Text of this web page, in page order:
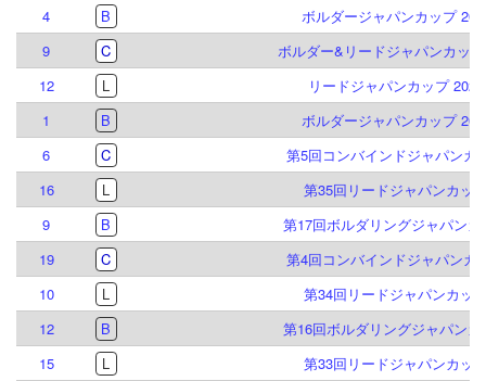
4
B
ボルダージャパンカップ
9
C
ボルダー&リードジャパンカッ
12
L
リードジャパンカップ 2023
1
B
ボルダージャパンカップ
6
C
第5回コンバインドジャパンカ
16
L
第35回リードジャパンカッ
9
B
第17回ボルダリングジャパンカ
19
C
第4回コンバインドジャパンカ
10
L
第34回リードジャパンカッ
12
B
第16回ボルダリングジャパンカ
15
L
第33回リードジャパンカッ